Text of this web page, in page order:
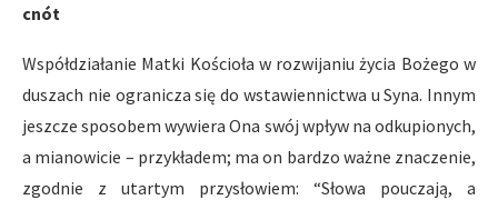
cnót
Współdziałanie Matki Kościoła w rozwijaniu życia Bożego w
duszach nie ogranicza się do wstawiennictwa u Syna. Innym
jeszcze sposobem wywiera Ona swój wpływ na odkupionych,
a mianowicie – przykładem; ma on bardzo ważne znaczenie,
zgodnie z utartym przysłowiem: “Słowa pouczają, a